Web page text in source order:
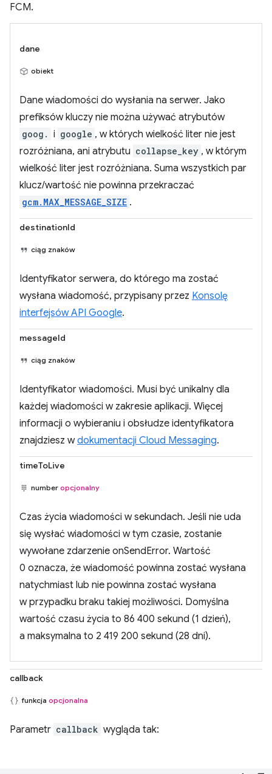
FCM.
dane
obiekt
Dane wiadomości do wysłania na serwer. Jako
prefiksów kluczy nie można używać atrybutów
goog. i google , w których wielkość liter nie jest
rozróżniana, ani atrybutu collapse_key , w którym
wielkość liter jest rozróżniana. Suma wszystkich par
klucz/wartość nie powinna przekraczać
gcm.MAX_MESSAGE_SIZE .
destinationId
ciąg znaków
Identyfikator serwera, do którego ma zostać
wysłana wiadomość, przypisany przez Konsolę
interfejsów API Google.
messageId
ciąg znaków
Identyfikator wiadomości. Musi być unikalny dla
każdej wiadomości w zakresie aplikacji. Więcej
informacji o wybieraniu i obsłudze identyfikatora
znajdziesz wdokumentacji Cloud Messaging.
timeToLive
number opcjonalny
Czas życia wiadomości w sekundach. Jeśli nie uda
się wysłać wiadomości w tym czasie, zostanie
wywołane zdarzenie onSendError. Wartość
0 oznacza, że wiadomość powinna zostać wysłana
natychmiast lub nie powinna zostać wysłana
w przypadku braku takiej możliwości. Domyślna
wartość czasu życia to 86 400 sekund (1 dzień),
a maksymalna to 2 419 200 sekund (28 dni).
callback
funkcja opcjonalna
Parametr callback wygląda tak: